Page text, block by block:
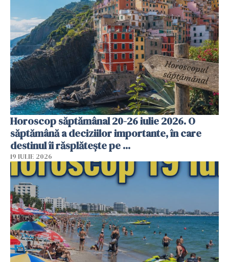
Horoscop săptămânal 20-26 iulie 2026. O
săptămână a deciziilor importante, în care
destinul îi răsplătește pe ...
19 IULIE 2026